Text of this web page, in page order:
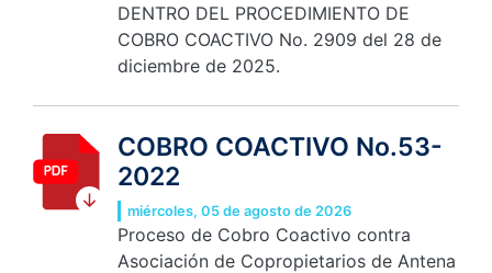
DENTRO DEL PROCEDIMIENTO DE
COBRO COACTIVO No. 2909 del 28 de
diciembre de 2025.
COBRO COACTIVO No.53-
2022
miércoles, 05 de agosto de 2026
Proceso de Cobro Coactivo contra
Asociación de Copropietarios de Antena